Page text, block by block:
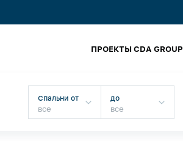
ПРОЕКТЫ CDA GROUP
Спальни от до